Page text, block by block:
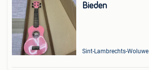
Bieden
Sint-Lambrechts-Woluwe